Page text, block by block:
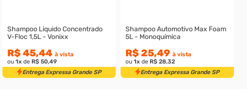
Shampoo Liquido Concentrado
V-Floc 1,5L - Vonixx
R$ 45,44 à vista
ou 1x de R$ 50,49
Entrega Expressa Grande SP
Shampoo Automotivo Max Foam
5L - Monoquímica
R$ 25,49 à vista
ou 1x de R$ 28,32
Entrega Expressa Grande SP